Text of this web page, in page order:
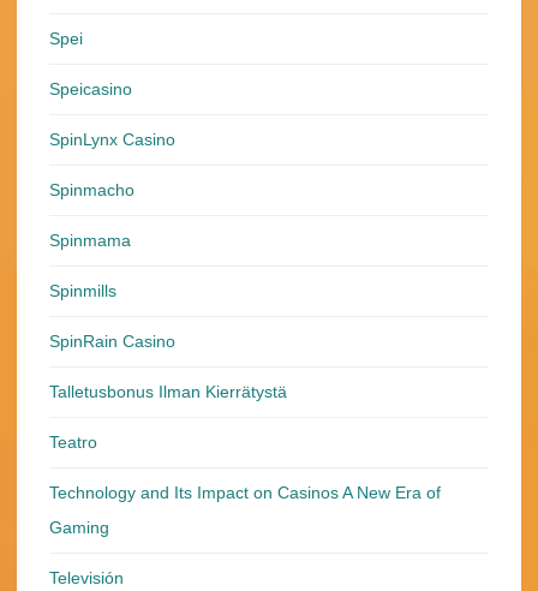
Spei
Speicasino
SpinLynx Casino
Spinmacho
Spinmama
Spinmills
SpinRain Casino
Talletusbonus Ilman Kierrätystä
Teatro
Technology and Its Impact on Casinos A New Era of
Gaming
Televisión